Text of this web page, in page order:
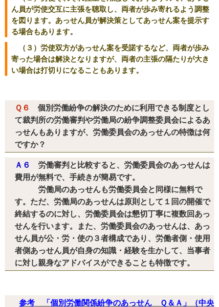
ん員が労使交互に主張を聴取し、両者が歩み寄れるよう調整
を図ります。あっせん員が解決策としてあっせん案を提示す
る場合もあります。
（３）労使双方があっせん案を受諾するなど、両者が歩み
寄った場合は解決となりますが、両者の主張の隔たりが大き
い場合は打切りになることもあります。
Ｑ６
個別労働紛争の解決のために利用できる制度とし
て裁判所の労働審判や労働局の紛争調整委員会によるあ
っせんもありますが、労働委員会のあっせんの特徴は何
ですか？
Ａ６
労働審判と比較すると、労働委員会のあっせんは
費用が無料で、手続きが簡易です。
労働局のあっせんも労働委員会と同様に無料で
す。ただ、労働局のあっせんは原則として１回の開催で
終結するのに対し、労働委員会は懇切丁寧に複数回あっ
せんを行います。また、労働委員会のあっせんは、あっ
せん員が公・労・使の３者構成であり、労働者側・使用
者側あっせん員が自身の知識・経験を生かして、当事者
に対し親身なアドバイスができることも特徴です。
参考 「個別労働関係紛争のあっせん Ｑ＆Ａ」（中央